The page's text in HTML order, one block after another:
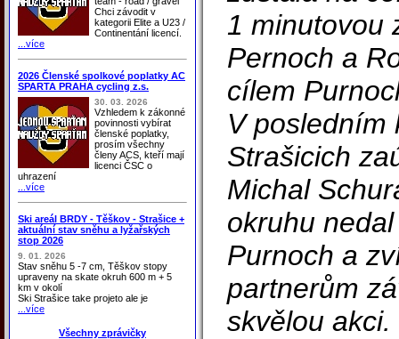
Chci závodit v
kategorii Elite a U23 /
Continentání licencí.
...více
2026 Členské spolkové poplatky AC
SPARTA PRAHA cycling z.s.
30. 03. 2026
Vzhledem k zákonné
povinnosti vybírat
členské poplatky,
prosím všechny
členy ACS, kteří mají
licenci ČSC o
uhrazení
...více
Ski areál BRDY - Těškov - Strašice +
aktuální stav sněhu a lyžařských
stop 2026
9. 01. 2026
Stav sněhu 5 -7 cm, Těškov stopy
upraveny na skate okruh 600 m + 5
km v okolí
Ski Strašice take projeto ale je
...více
Všechny zprávičky
1 minutovou
Pernoch a
cílem
V posledním
Strašicich
Michal
okruhu
Purnoch a
partnerům
skvělou akci.